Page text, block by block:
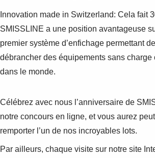
Innovation made in Switzerland: Cela fait
SMISSLINE a une position avantageuse
premier système d’enfichage permettant
débrancher des équipements sans charge
dans le monde.
Célébrez avec nous l’anniversaire de
notre concours en ligne, et vous aurez
remporter l’un de nos incroyables lots.
Par ailleurs, chaque visite sur notre site